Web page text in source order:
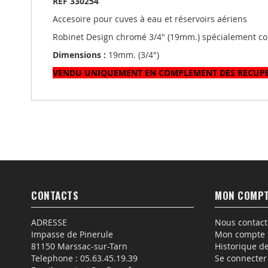
galleryAccesoire pour cuves à eau et réservoirs aériens
Robinet Design chromé 3/4" (19mm.) spécialement
Dimensions : 19mm. (3/4")
VENDU UNIQUEMENT EN COMPLEMENT DES
CONTACTS
ADRESSE
Impasse de Pinerule
81150 Marssac-sur-Tarn
Telephone : 05.63.45.19.39
MON
Nous
Mon compte
Historique
Se connecter